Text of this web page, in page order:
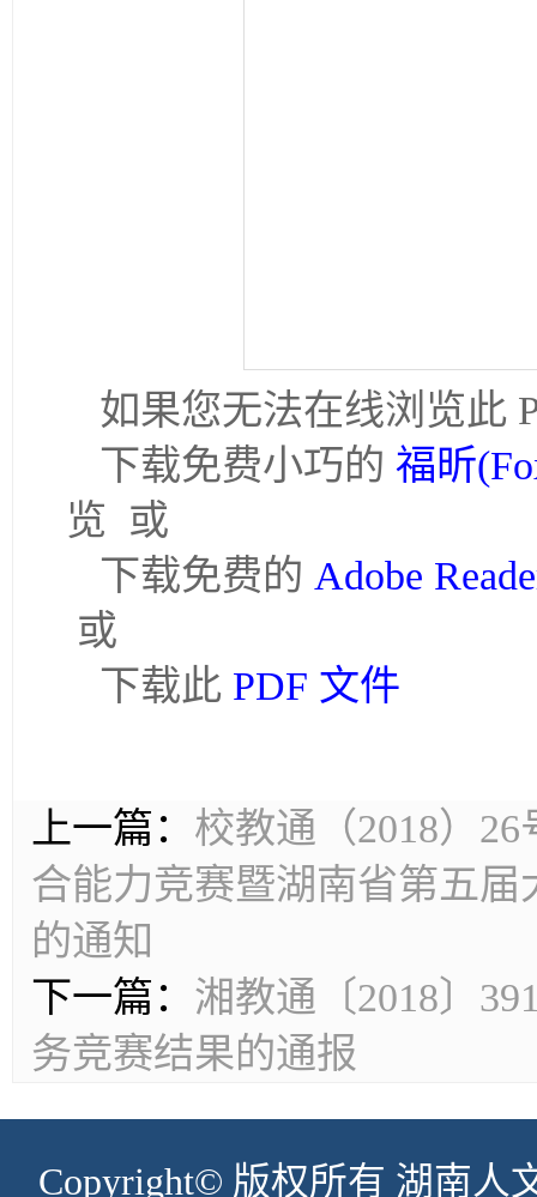
如果您无法在线浏览此
下载免费小巧的 福昕
览 或
下载免费的 Adobe
或
下载此 PDF 文件
上一篇： 校教通（2018）
合能力竞赛暨湖南省第五
的通知
下一篇： 湘教通〔2018〕
务竞赛结果的通报
Copyright© 版权所有 湖南人